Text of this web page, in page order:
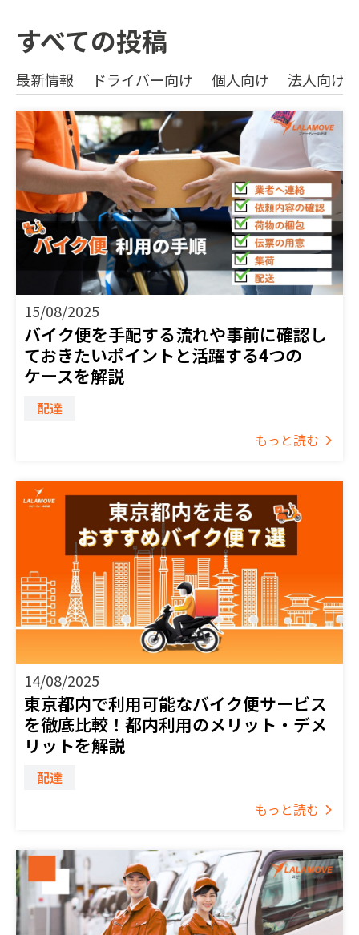
すべての投稿
最新情報 ドライバー向け 個人向け 法人向け
15/08/2025
バイク便を手配する流れや事前に確認し
ておきたいポイントと活躍する4つの
ケースを解説
配達
もっと読む
14/08/2025
東京都内で利用可能なバイク便サービス
を徹底比較！都内利用のメリット・デメ
リットを解説
配達
もっと読む